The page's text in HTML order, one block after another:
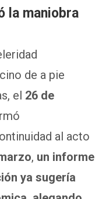
la maniobra
de a pie
el 26 de
al acto
, un informe
ya sugería